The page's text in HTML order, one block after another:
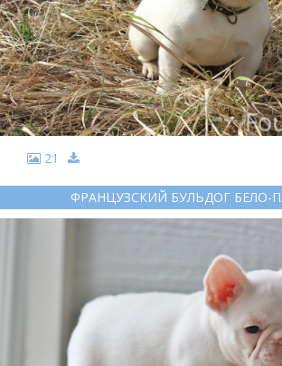
21
ФРАНЦУЗСКИЙ БУЛЬДОГ БЕЛО-